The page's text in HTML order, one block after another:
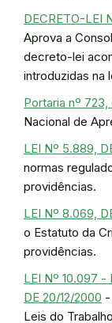
DECRETO-LEI
Aprova a
decreto-lei
introduzidas na
Portaria nº
Nacional de
LEI Nº 5.889,
normas
providências.
LEI Nº 8.069,
o Estatuto da
providências.
LEI Nº 10.097 -
DE 20/12/2000
Leis do